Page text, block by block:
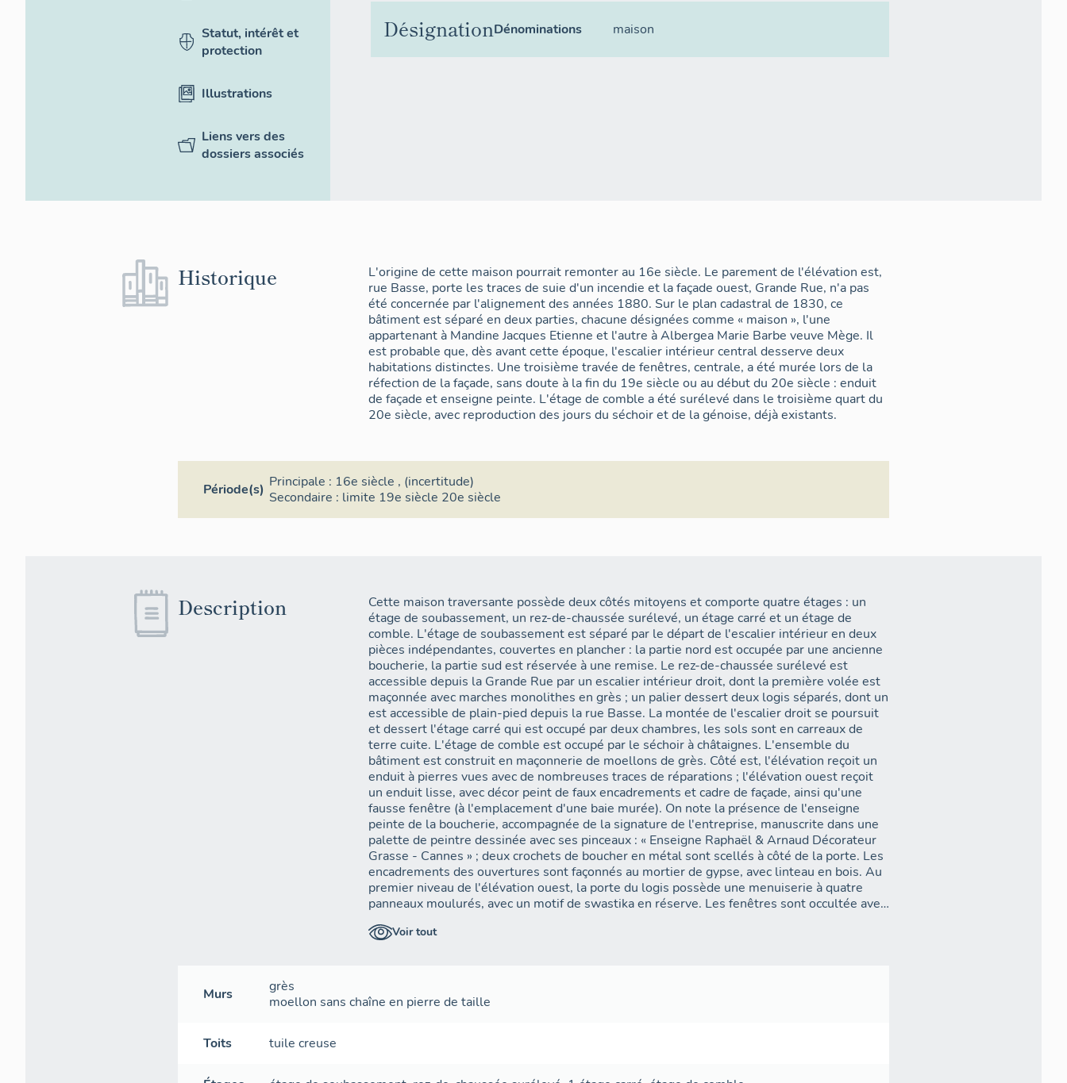
Statut, intérêt et
protection
Illustrations
Liens vers des
dossiers associés
DésignationDénominations maison
Historique
L'origine de cette maison pourrait remonter au 16e siècle. Le parement de l'élévation est,
rue Basse, porte les traces de suie d'un incendie et la façade ouest, Grande Rue, n'a pas
été concernée par l'alignement des années 1880. Sur le plan cadastral de 1830, ce
bâtiment est séparé en deux parties, chacune désignées comme « maison », l'une
appartenant à Mandine Jacques Etienne et l'autre à Albergea Marie Barbe veuve Mège. Il
est probable que, dès avant cette époque, l'escalier intérieur central desserve deux
habitations distinctes. Une troisième travée de fenêtres, centrale, a été murée lors de la
réfection de la façade, sans doute à la fin du 19e siècle ou au début du 20e siècle : enduit
de façade et enseigne peinte. L'étage de comble a été surélevé dans le troisième quart du
20e siècle, avec reproduction des jours du séchoir et de la génoise, déjà existants.
Période(s) Principale : 16e siècle , (incertitude)
Secondaire : limite 19e siècle 20e siècle
Description
Cette maison traversante possède deux côtés mitoyens et comporte quatre étages : un
étage de soubassement, un rez-de-chaussée surélevé, un étage carré et un étage de
comble. L'étage de soubassement est séparé par le départ de l'escalier intérieur en deux
pièces indépendantes, couvertes en plancher : la partie nord est occupée par une ancienne
boucherie, la partie sud est réservée à une remise. Le rez-de-chaussée surélevé est
accessible depuis la Grande Rue par un escalier intérieur droit, dont la première volée est
maçonnée avec marches monolithes en grès ; un palier dessert deux logis séparés, dont un
est accessible de plain-pied depuis la rue Basse. La montée de l'escalier droit se poursuit
et dessert l'étage carré qui est occupé par deux chambres, les sols sont en carreaux de
terre cuite. L'étage de comble est occupé par le séchoir à châtaignes. L'ensemble du
bâtiment est construit en maçonnerie de moellons de grès. Côté est, l'élévation reçoit un
enduit à pierres vues avec de nombreuses traces de réparations ; l'élévation ouest reçoit
un enduit lisse, avec décor peint de faux encadrements et cadre de façade, ainsi qu'une
fausse fenêtre (à l'emplacement d'une baie murée). On note la présence de l'enseigne
peinte de la boucherie, accompagnée de la signature de l'entreprise, manuscrite dans une
palette de peintre dessinée avec ses pinceaux : « Enseigne Raphaël & Arnaud Décorateur
Grasse - Cannes » ; deux crochets de boucher en métal sont scellés à côté de la porte. Les
encadrements des ouvertures sont façonnés au mortier de gypse, avec linteau en bois. Au
premier niveau de l'élévation ouest, la porte du logis possède une menuiserie à quatre
panneaux moulurés, avec un motif de swastika en réserve. Les fenêtres sont occultée avec
en tuile creuse ; l'avant-toit est constitué de deux rangs de génoises côté ouest, et d'un
Voir tout
Murs
grès
moellon sans chaîne en pierre de taille
Toits tuile creuse